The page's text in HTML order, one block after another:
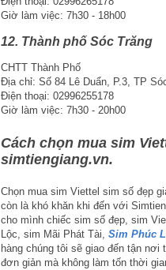
Giờ làm việc: 7h30 - 18h00
12. Thành phố Sóc Trăng
CHTT Thành Phố
Địa chỉ: Số 84 Lê Duẩn, P.3, TP
Điện thoại: 02996255178
Giờ làm việc: 7h30 - 20h00
Cách chọn mua sim
simtiengiang.vn.
Chọn mua sim Viettel sim số đẹp
còn là khó khăn khi đến với
cho mình chiếc sim số đẹp, sim
Lộc, sim Mãi Phát Tài, Sim Phúc
hàng chúng tôi sẽ giao đến tận
đơn giản mà không làm tốn thời